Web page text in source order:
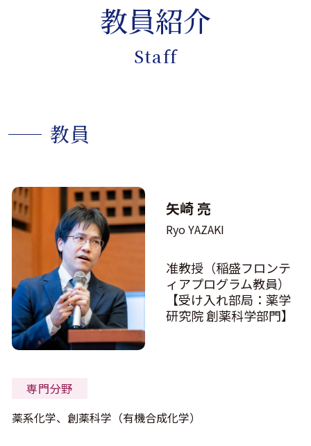
教員紹介
Staff
教員
矢崎 亮
Ryo YAZAKI
准教授（稲盛フロンテ
ィアプログラム教員）
【受け入れ部局：薬学
研究院 創薬科学部門】
専門分野
薬系化学、創薬科学（有機合成化学）